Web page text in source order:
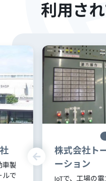
利用され
車製
ルで
株式会社ト
ーション
IoTで、工場の